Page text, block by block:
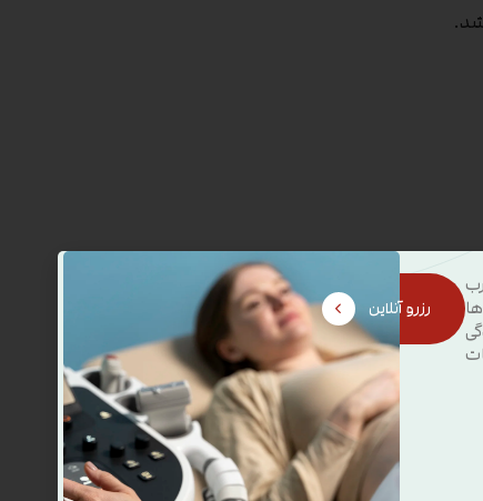
رزرو آنلاین